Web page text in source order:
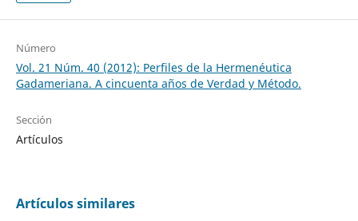
Número
Vol. 21 Núm. 40 (2012): Perfiles de la Hermenéutica
Gadameriana. A cincuenta años de Verdad y Método.
Sección
Artículos
Artículos similares